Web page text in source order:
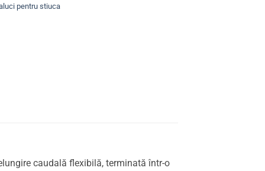
pentru stiuca
caudală flexibilă, terminată într-o